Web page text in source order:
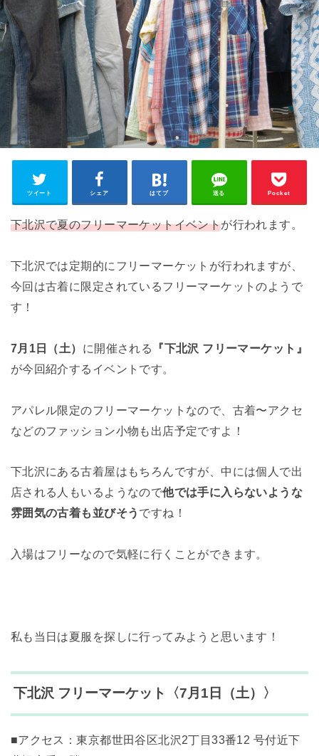
ツイート シェア はてブ 送る Pocket
下北沢で夏のフリーマーケットイベントが行われます。
下北沢では定期的にフリーマーケットが行われますが、
今回は古着に限定されているフリーマーケットのようで
す！
7月1日（土） に開催される
『下北沢 フリーマーケット』
が今回紹介するイベントです。
アパレル限定のフリーマーケットなので、古着〜アクセ
などのファッション小物も出店予定ですよ！
下北沢にある古着屋はもちろんですが、中には個人で出
店される人もいるようなので他では手に入らないような
雰囲気の古着も並びそう ですね！
入場はフリーなので気軽に行くことができます。
私も当日は夏服を探しに行ってみようと思います！
下北沢 フリーマーケット〈7月1日（土）〉
■アクセス：東京都世田谷区北沢2丁目33番12 号付近下